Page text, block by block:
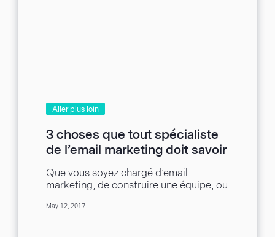
Aller plus loin
3 choses que tout spécialiste
de l’email marketing doit savoir
Que vous soyez chargé d’email
marketing, de construire une équipe, ou
compétences concrètes...
May 12, 2017